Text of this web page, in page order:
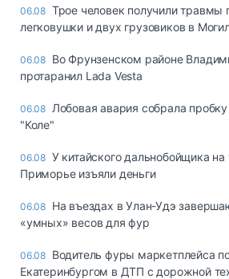
06.08 Трое человек получили травмы
легковушки и двух грузовиков в
06.08 Во Фрунзенском районе
протаранил Lada Vesta
06.08 Лобовая авария собрала
"Коле"
06.08 У китайского дальнобойщика
Приморье изъяли деньги
06.08 Ha въeздax в Улaн-Удэ
«yмныx» вecoв для фyp
06.08 Водитель фуры маркетплейса
Екатеринбургом в ДТП с дорожной